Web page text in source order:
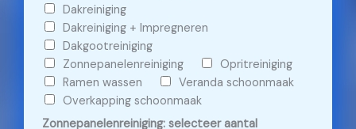
e
c
k
b
o
x
e
Dakreiniging
Dakreiniging + Impregneren
Dakgootreiniging
Zonnepanelenreiniging
Opritreiniging
Ramen wassen
Veranda schoonmaak
Overkapping schoonmaak
Zonnepanelenreiniging: selecteer aantal